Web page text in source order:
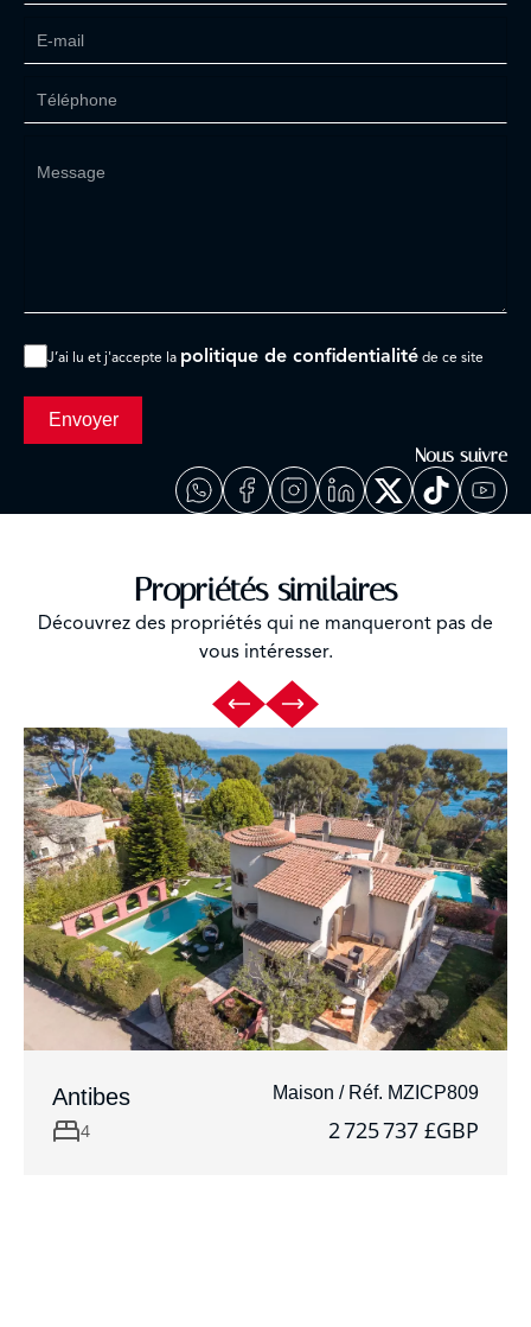
J’ai lu et j'accepte la politique de confidentialité de ce site
Envoyer
Nous suivre
Propriétés similaires
Découvrez des propriétés qui ne manqueront pas de
vous intéresser.
Antibes Maison / Réf. MZICP809
4 2 725 737 £GBP